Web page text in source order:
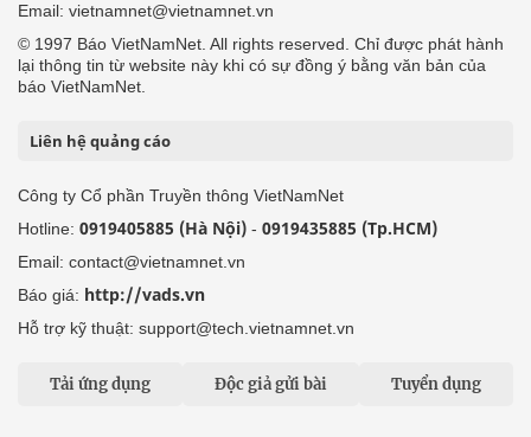
Email: vietnamnet@vietnamnet.vn
© 1997 Báo VietNamNet. All rights reserved. Chỉ được phát hành
lại thông tin từ website này khi có sự đồng ý bằng văn bản của
báo VietNamNet.
Liên hệ quảng cáo
Công ty Cổ phần Truyền thông VietNamNet
Hotline: 0919405885 (Hà Nội) - 0919435885 (Tp.HCM)
Email: contact@vietnamnet.vn
Báo giá: http://vads.vn
Hỗ trợ kỹ thuật: support@tech.vietnamnet.vn
Tải ứng dụng Độc giả gửi bài Tuyển dụng